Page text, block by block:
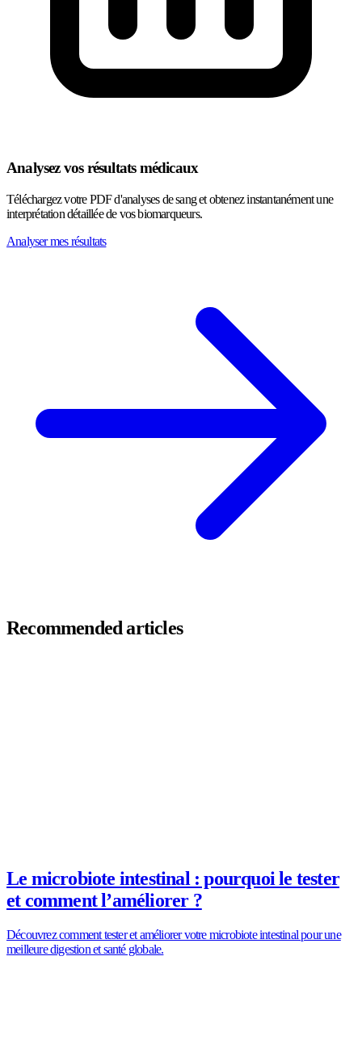
Analysez vos résultats médicaux
Téléchargez votre PDF d'analyses de sang et obtenez instantanément une
interprétation détaillée de vos biomarqueurs.
Analyser mes résultats
Recommended articles
Le microbiote intestinal : pourquoi le tester
et comment l’améliorer ?
Découvrez comment tester et améliorer votre microbiote intestinal pour une
meilleure digestion et santé globale.